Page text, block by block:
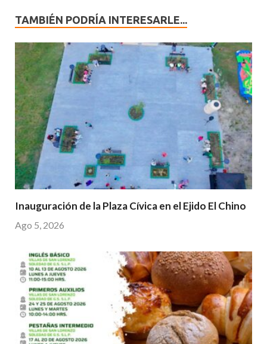
TAMBIÉN PODRÍA INTERESARLE...
Inauguración de la Plaza Cívica en el Ejido El Chino
Ago 5, 2026